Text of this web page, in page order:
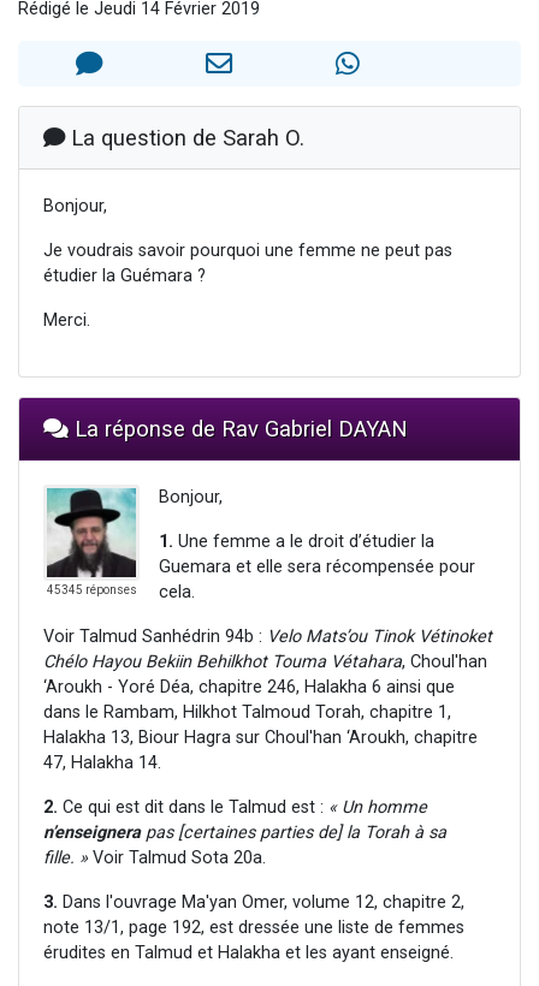
Il reste 49 places pour étudier en groupe sur Zoom
Eva vient de donner son Maasser
Rédigé le Jeudi 14 Février 2019
La question de Sarah O.
Bonjour,
Je voudrais savoir pourquoi une femme ne peut pas
étudier la Guémara ?
Merci.
La réponse de Rav Gabriel DAYAN
45345 réponses
Bonjour,
1. Une femme a le droit d’étudier la
Guemara et elle sera récompensée pour
cela.
Voir Talmud Sanhédrin 94b : Velo Mats’ou Tinok Vétinoket
Chélo Hayou Bekiin Behilkhot Touma Vétahara, Choul'han
‘Aroukh - Yoré Déa, chapitre 246, Halakha 6 ainsi que
dans le Rambam, Hilkhot Talmoud Torah, chapitre 1,
Halakha 13, Biour Hagra sur Choul'han ‘Aroukh, chapitre
47, Halakha 14.
2. Ce qui est dit dans le Talmud est : « Un homme
n’enseignerapas [certaines parties de] la Torah à sa
fille. » Voir Talmud Sota 20a.
3. Dans l'ouvrage Ma'yan Omer, volume 12, chapitre 2,
note 13/1, page 192, est dressée une liste de femmes
érudites en Talmud et Halakha et les ayant enseigné.